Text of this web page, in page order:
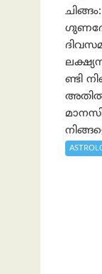
ണ്ടി
അതില്‍